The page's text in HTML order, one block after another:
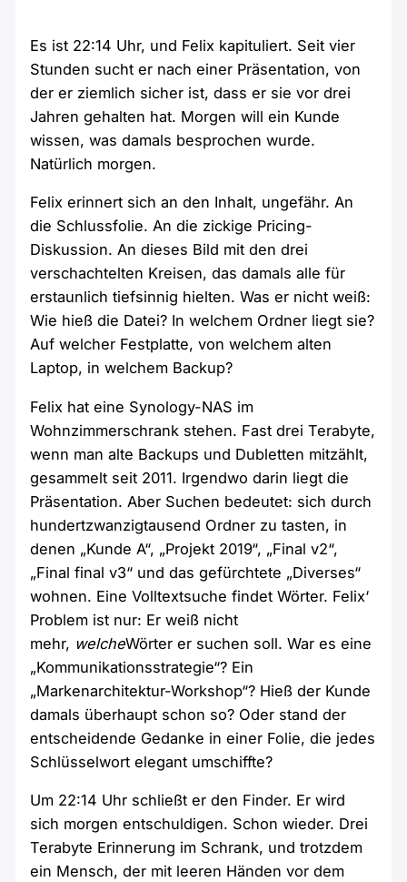
Es ist 22:14 Uhr, und Felix kapituliert. Seit vier
Stunden sucht er nach einer Präsentation, von
der er ziemlich sicher ist, dass er sie vor drei
Jahren gehalten hat. Morgen will ein Kunde
wissen, was damals besprochen wurde.
Natürlich morgen.
Felix erinnert sich an den Inhalt, ungefähr. An
die Schlussfolie. An die zickige Pricing-
Diskussion. An dieses Bild mit den drei
verschachtelten Kreisen, das damals alle für
erstaunlich tiefsinnig hielten. Was er nicht weiß:
Wie hieß die Datei? In welchem Ordner liegt sie?
Auf welcher Festplatte, von welchem alten
Laptop, in welchem Backup?
Felix hat eine Synology-NAS im
Wohnzimmerschrank stehen. Fast drei Terabyte,
wenn man alte Backups und Dubletten mitzählt,
gesammelt seit 2011. Irgendwo darin liegt die
Präsentation. Aber Suchen bedeutet: sich durch
hundertzwanzigtausend Ordner zu tasten, in
denen „Kunde A“, „Projekt 2019“, „Final v2“,
„Final final v3“ und das gefürchtete „Diverses“
wohnen. Eine Volltextsuche findet Wörter. Felix‘
Problem ist nur: Er weiß nicht
mehr, welcheWörter er suchen soll. War es eine
„Kommunikationsstrategie“? Ein
„Markenarchitektur-Workshop“? Hieß der Kunde
damals überhaupt schon so? Oder stand der
entscheidende Gedanke in einer Folie, die jedes
Schlüsselwort elegant umschiffte?
Um 22:14 Uhr schließt er den Finder. Er wird
sich morgen entschuldigen. Schon wieder. Drei
Terabyte Erinnerung im Schrank, und trotzdem
ein Mensch, der mit leeren Händen vor dem